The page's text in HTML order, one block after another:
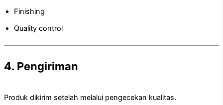
Finishing
Quality control
4. Pengiriman
Produk dikirim setelah melalui pengecekan kualitas.